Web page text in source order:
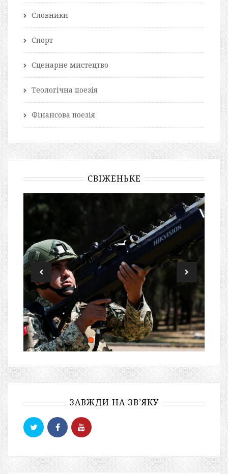
Словники
Спорт
Сценарне мистецтво
Теологічна поезія
Фінансова поезія
СВІЖЕНЬКЕ
ЗАВЖДИ НА ЗВ’ЯКУ